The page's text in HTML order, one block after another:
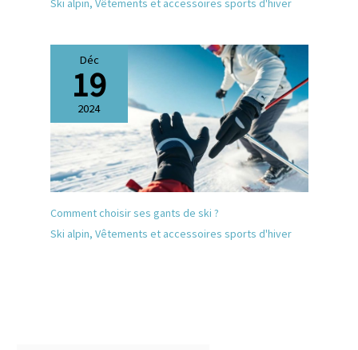
Ski alpin, Vêtements et accessoires sports d'hiver
Déc
19
2024
Comment choisir ses gants de ski ?
Ski alpin, Vêtements et accessoires sports d'hiver